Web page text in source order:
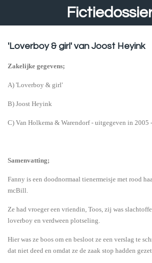
de
'Loverboy & girl' van Joost Heyink
Zakelijke gegevens;
A) 'Loverboy & girl'
B) Joost Heyink
C) Van Holkema & Warendorf - uitgegeven in 2005
Samenvatting;
Fanny is een doodnormaal tienermeisje met rood
mcBill.
Ze had vroeger een vriendin, Toos, zij was
loverboy en verdween plotseling.
Hier was ze boos om en besloot ze een verslag te
dat niet deed en omdat ze de zaak stop hadden